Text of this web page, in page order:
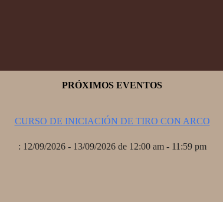
PRÓXIMOS EVENTOS
CURSO DE INICIACIÓN DE TIRO CON ARCO
: 12/09/2026 - 13/09/2026 de 12:00 am - 11:59 pm